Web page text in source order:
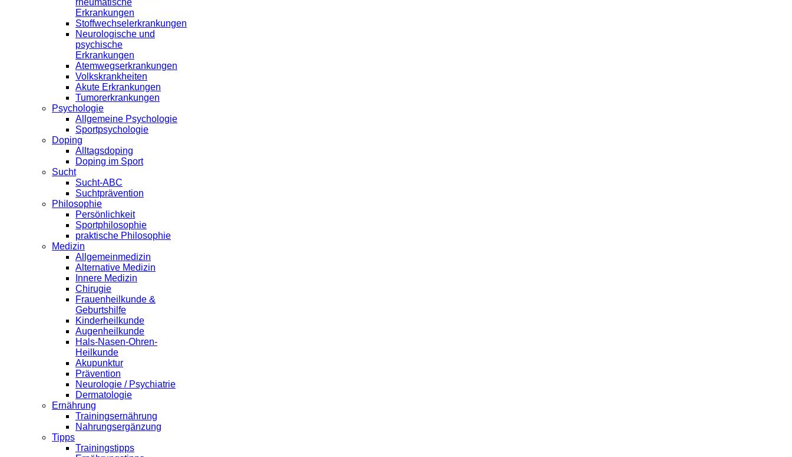
rheumatische
Erkrankungen
Stoffwechselerkrankungen
Neurologische und
psychische
Erkrankungen
Atemwegserkrankungen
Volkskrankheiten
Akute Erkrankungen
Tumorerkrankungen
Psychologie
Allgemeine Psychologie
Sportpsychologie
Doping
Alltagsdoping
Doping im Sport
Sucht
Sucht-ABC
Suchtprävention
Philosophie
Persönlichkeit
Sportphilosophie
praktische Philosophie
Medizin
Allgemeinmedizin
Alternative Medizin
Innere Medizin
Chirugie
Frauenheilkunde &
Geburtshilfe
Kinderheilkunde
Augenheilkunde
Hals-Nasen-Ohren-
Heilkunde
Akupunktur
Prävention
Neurologie / Psychiatrie
Dermatologie
Ernährung
Trainingsernährung
Nahrungsergänzung
Tipps
Trainingstipps